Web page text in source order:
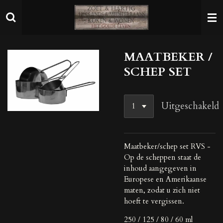
direct
MAATBEKER /
SCHEP SET
Uitgeschakeld
Maatbeker/schep set RVS -
Op de scheppen staat de
inhoud aangegeven in
Europese en Amerikaanse
maten, zodat u zich niet
hoeft te vergissen.
250 / 125 / 80 / 60 ml